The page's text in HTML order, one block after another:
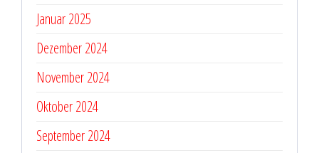
Januar 2025
Dezember 2024
November 2024
Oktober 2024
September 2024